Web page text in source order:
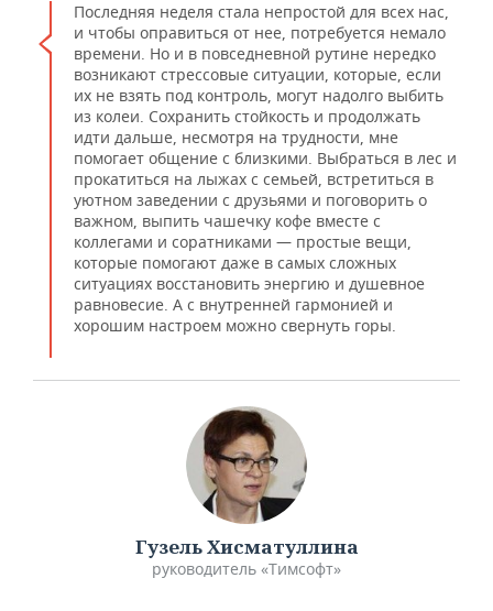
ФИГУРНОЕ КАТАНИЕ
ВОДНЫЕ ВИДЫ СПОРТА
ХОККЕЙ С МЯЧОМ
МЕДИЦИНА
ОБРАЗОВАНИЕ
ПРОИСШЕСТВИЯ
Последняя неделя стала непростой для всех нас,
и чтобы оправиться от нее, потребуется немало
времени. Но и в повседневной рутине нередко
возникают стрессовые ситуации, которые, если
их не взять под контроль, могут надолго выбить
из колеи. Сохранить стойкость и продолжать
идти дальше, несмотря на трудности, мне
помогает общение с близкими. Выбраться в лес и
прокатиться на лыжах с семьей, встретиться в
уютном заведении с друзьями и поговорить о
важном, выпить чашечку кофе вместе с
коллегами и соратниками — простые вещи,
которые помогают даже в самых сложных
ситуациях восстановить энергию и душевное
равновесие. А с внутренней гармонией и
хорошим настроем можно свернуть горы.
Гузель Хисматуллина
руководитель «Тимсофт»